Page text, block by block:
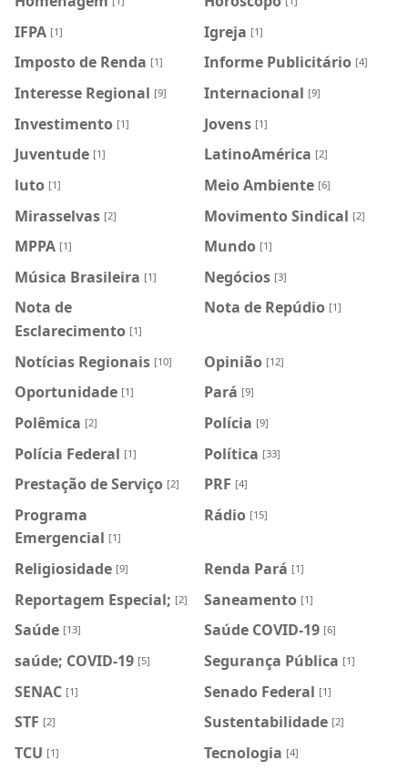
IFPA [1] Igreja [1]
Imposto de Renda [1] Informe Publicitário [4]
Interesse Regional [9] Internacional [9]
Investimento [1] Jovens [1]
Juventude [1] LatinoAmérica [2]
luto [1] Meio Ambiente [6]
Mirasselvas [2] Movimento Sindical [2]
MPPA [1] Mundo [1]
Música Brasileira [1] Negócios [3]
Nota de
Esclarecimento [1]
Nota de Repúdio [1]
Notícias Regionais [10] Opinião [12]
Oportunidade [1] Pará [9]
Polêmica [2] Polícia [9]
Polícia Federal [1] Política [33]
Prestação de Serviço [2] PRF [4]
Programa
Emergencial [1]
Rádio [15]
Religiosidade [9] Renda Pará [1]
Reportagem Especial; [2] Saneamento [1]
Saúde [13] Saúde COVID-19 [6]
saúde; COVID-19 [5] Segurança Pública [1]
SENAC [1] Senado Federal [1]
STF [2] Sustentabilidade [2]
TCU [1] Tecnologia [4]